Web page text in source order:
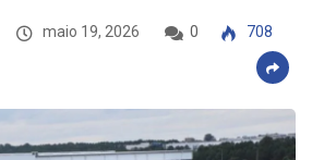
maio 19, 2026 0
708